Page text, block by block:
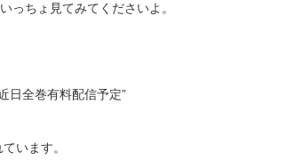
ちょ見てみてくださいよ。
日全巻有料配信予定”
います。